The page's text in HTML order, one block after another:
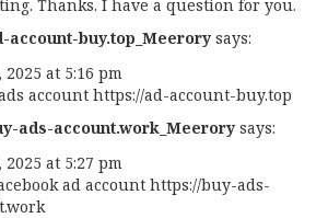
Thanks. I have a question for you.
account-buy.top_Meerory says:
2025 at 5:16 pm
account https://ad-account-buy.top
ads-account.work_Meerory says:
2025 at 5:27 pm
ad account https://buy-ads-